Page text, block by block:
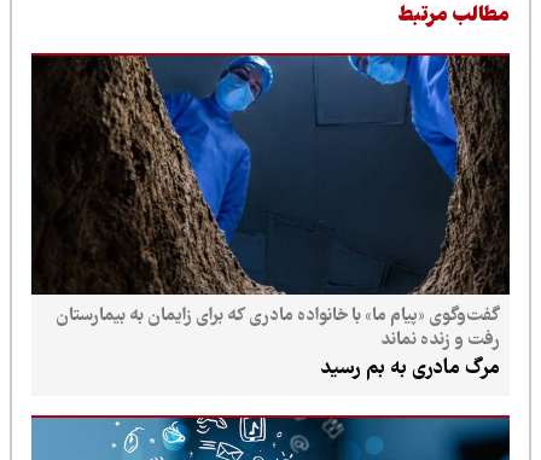
مرتبط
گفت‌وگوی «پیام ما» با خانواده مادری که برای زایمان به بیمارستان
رفت و زنده نماند
مرگ مادری به بم رسید